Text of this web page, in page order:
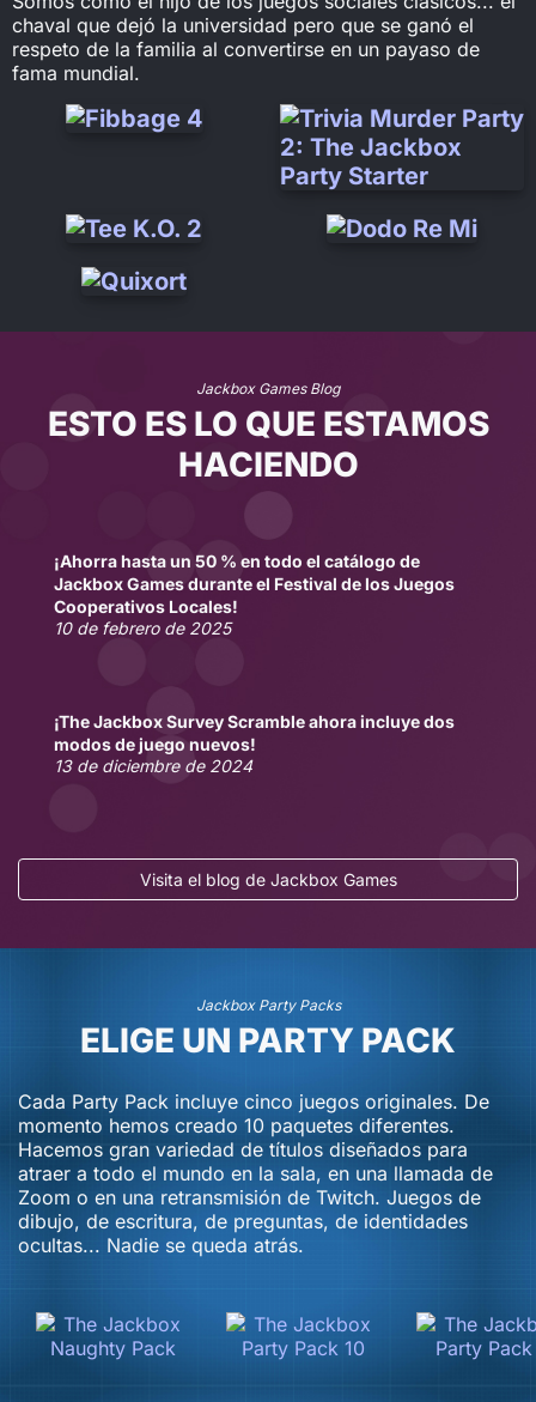
chaval que dejó la universidad pero que se ganó el
respeto de la familia al convertirse en un payaso de
fama mundial.
Jackbox Games Blog
ESTO ES LO QUE ESTAMOS
HACIENDO
¡Ahorra hasta un 50 % en todo el catálogo de
Jackbox Games durante el Festival de los Juegos
Cooperativos Locales!
10 de febrero de 2025
¡The Jackbox Survey Scramble ahora incluye dos
modos de juego nuevos!
13 de diciembre de 2024
Nuevos modos de juego en The Jackbox Survey
Scramble, ¡próximamente!
Juega ya a The Jackbox Survey Scramble
23 de octubre de 2024
Visita el blog de Jackbox Games
Jackbox Party Packs
ELIGE UN PARTY PACK
Cada Party Pack incluye cinco juegos originales. De
momento hemos creado 10 paquetes diferentes.
Hacemos gran variedad de títulos diseñados para
atraer a todo el mundo en la sala, en una llamada de
Zoom o en una retransmisión de Twitch. Juegos de
dibujo, de escritura, de preguntas, de identidades
ocultas... Nadie se queda atrás.